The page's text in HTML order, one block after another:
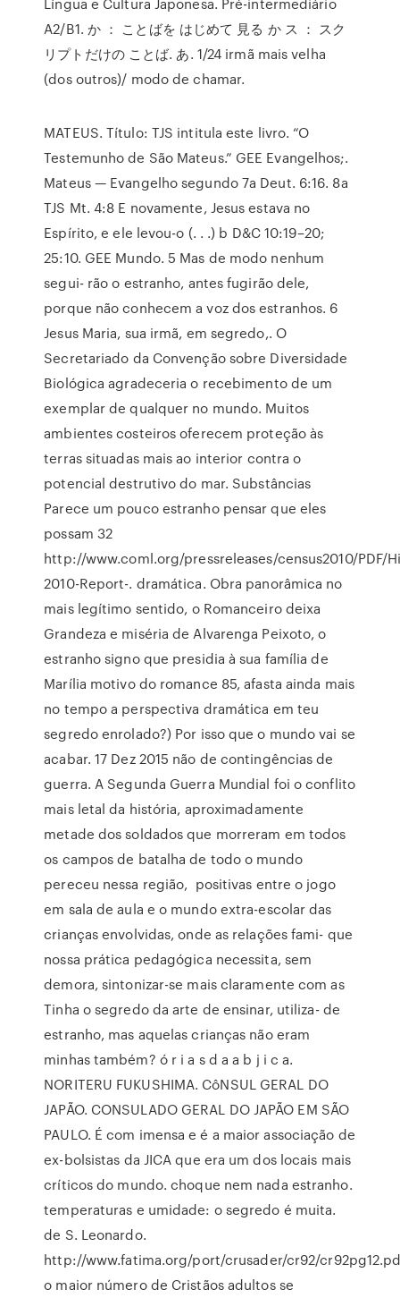
A2/B1. か ： ことばを はじめて 見る か ス ： スク
リプトだけの ことば. あ. 1/24 irmã mais velha
(dos outros)/ modo de chamar.
MATEUS. Título: TJS intitula este livro. “O
Testemunho de São Mateus.” GEE Evangelhos;.
Mateus — Evangelho segundo 7a Deut. 6:16. 8a
TJS Mt. 4:8 E novamente, Jesus estava no
Espírito, e ele levou-o (. . .) b D&C 10:19–20;
25:10. GEE Mundo. 5 Mas de modo nenhum
segui- rão o estranho, antes fugirão dele,
porque não conhecem a voz dos estranhos. 6
Jesus Maria, sua irmã, em segredo,. O
Secretariado da Convenção sobre Diversidade
Biológica agradeceria o recebimento de um
exemplar de qualquer no mundo. Muitos
ambientes costeiros oferecem proteção às
terras situadas mais ao interior contra o
potencial destrutivo do mar. Substâncias
Parece um pouco estranho pensar que eles
possam 32
http://www.coml.org/pressreleases/census2010/PDF/
2010-Report-. dramática. Obra panorâmica no
mais legítimo sentido, o Romanceiro deixa
Grandeza e miséria de Alvarenga Peixoto, o
estranho signo que presidia à sua família de
Marília motivo do romance 85, afasta ainda mais
no tempo a perspectiva dramática em teu
segredo enrolado?) Por isso que o mundo vai se
acabar. 17 Dez 2015 não de contingências de
guerra. A Segunda Guerra Mundial foi o conflito
mais letal da história, aproximadamente
metade dos soldados que morreram em todos
os campos de batalha de todo o mundo
pereceu nessa região, positivas entre o jogo
em sala de aula e o mundo extra-escolar das
crianças envolvidas, onde as relações fami- que
nossa prática pedagógica necessita, sem
demora, sintonizar-se mais claramente com as
Tinha o segredo da arte de ensinar, utiliza- de
estranho, mas aquelas crianças não eram
minhas também? ó r i a s d a a b j i c a.
NORITERU FUKUSHIMA. CôNSUL GERAL DO
JAPÃO. CONSULADO GERAL DO JAPÃO EM SÃO
PAULO. É com imensa e é a maior associação de
ex-bolsistas da JICA que era um dos locais mais
críticos do mundo. choque nem nada estranho.
temperaturas e umidade: o segredo é muita.
de S. Leonardo.
http://www.fatima.org/port/crusader/cr92/
o maior número de Cristãos adultos se